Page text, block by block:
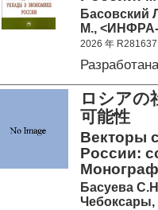
Басовский
М., <ИНФРА-
2026 年 R281637
ロシアの
可能性
Векторы
России:
Басуева
Чебоксары,